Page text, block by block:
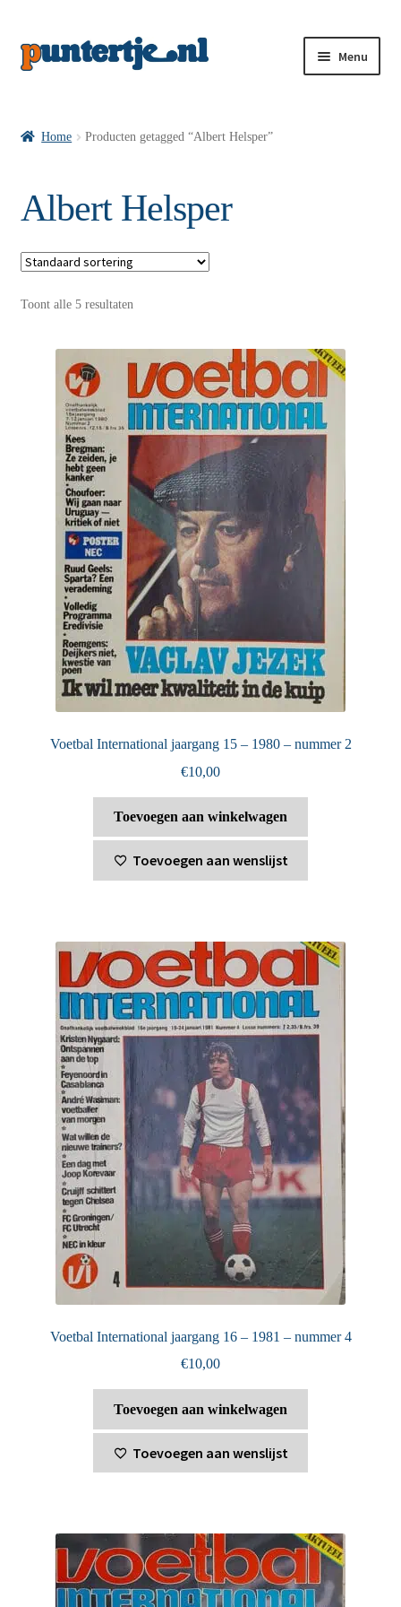
Menu
VI’s met Posters
Wie is puntertje
Puntertjes
Contact
Home Producten getagged “Albert Helsper”
Albert Helsper
Toont alle 5 resultaten
Voetbal International jaargang 15 – 1980 – nummer 2
€10,00
Toevoegen aan winkelwagen
Toevoegen aan wenslijst
Voetbal International jaargang 16 – 1981 – nummer 4
€10,00
Toevoegen aan winkelwagen
Toevoegen aan wenslijst